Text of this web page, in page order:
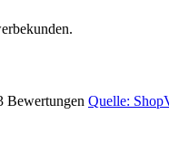
Bewertungen Quelle: